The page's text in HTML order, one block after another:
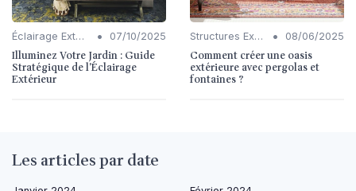
Éclairage Extérieur • 07/10/2025
Illuminez Votre Jardin : Guide
Stratégique de l'Éclairage
Extérieur
Structures Extérieures (Pergolas, Fontaines) • 08/06/2025
Comment créer une oasis
extérieure avec pergolas et
fontaines ?
Les articles par date